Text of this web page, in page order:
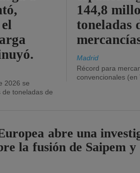
2026 se
de toneladas de
144,8
toneladas
Madrid
Récord para
convencionales (en
abre una
la fusión de Saipem y